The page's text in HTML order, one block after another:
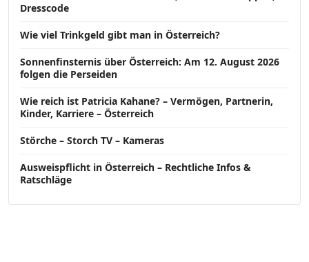
Dresscode
Wie viel Trinkgeld gibt man in Österreich?
Sonnenfinsternis über Österreich: Am 12. August 2026
folgen die Perseiden
Wie reich ist Patricia Kahane? – Vermögen, Partnerin,
Kinder, Karriere – Österreich
Störche – Storch TV – Kameras
Ausweispflicht in Österreich – Rechtliche Infos &
Ratschläge